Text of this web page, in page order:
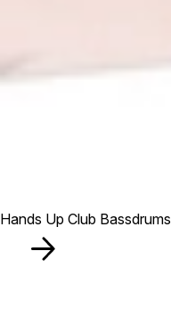
Hands Up Club Bassdrums